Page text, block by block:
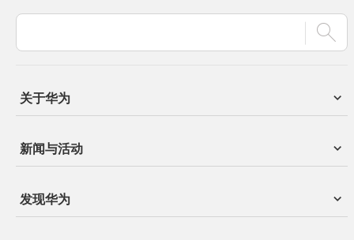
关于华为
新闻与活动
发现华为